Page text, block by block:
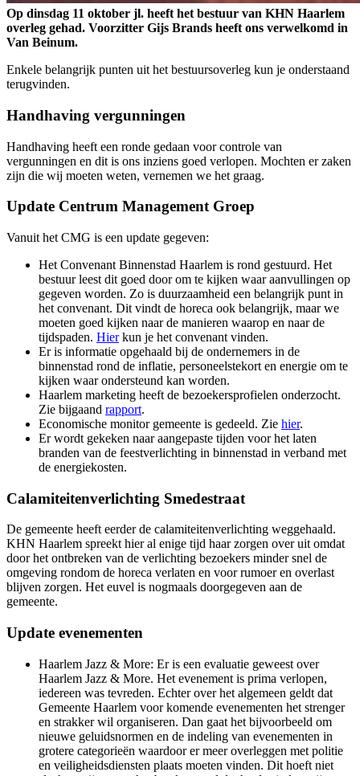
Op dinsdag 11 oktober jl. heeft het bestuur van KHN Haarlem
overleg gehad. Voorzitter Gijs Brands heeft ons verwelkomd in
Van Beinum.
Enkele belangrijk punten uit het bestuursoverleg kun je onderstaand
terugvinden.
Handhaving vergunningen
Handhaving heeft een ronde gedaan voor controle van
vergunningen en dit is ons inziens goed verlopen. Mochten er zaken
zijn die wij moeten weten, vernemen we het graag.
Update Centrum Management Groep
Vanuit het CMG is een update gegeven:
Het Convenant Binnenstad Haarlem is rond gestuurd. Het
bestuur leest dit goed door om te kijken waar aanvullingen op
gegeven worden. Zo is duurzaamheid een belangrijk punt in
het convenant. Dit vindt de horeca ook belangrijk, maar we
moeten goed kijken naar de manieren waarop en naar de
tijdspaden. Hierkun je het convenant vinden.
Er is informatie opgehaald bij de ondernemers in de
binnenstad rond de inflatie, personeelstekort en energie om te
kijken waar ondersteund kan worden.
Haarlem marketing heeft de bezoekersprofielen onderzocht.
Zie bijgaand rapport.
Economische monitor gemeente is gedeeld. Zie hier.
Er wordt gekeken naar aangepaste tijden voor het laten
branden van de feestverlichting in binnenstad in verband met
de energiekosten.
Calamiteitenverlichting Smedestraat
De gemeente heeft eerder de calamiteitenverlichting weggehaald.
KHN Haarlem spreekt hier al enige tijd haar zorgen over uit omdat
door het ontbreken van de verlichting bezoekers minder snel de
omgeving rondom de horeca verlaten en voor rumoer en overlast
blijven zorgen. Het euvel is nogmaals doorgegeven aan de
gemeente.
Update evenementen
Haarlem Jazz & More: Er is een evaluatie geweest over
Haarlem Jazz & More. Het evenement is prima verlopen,
iedereen was tevreden. Echter over het algemeen geldt dat
Gemeente Haarlem voor komende evenementen het strenger
en strakker wil organiseren. Dan gaat het bijvoorbeeld om
nieuwe geluidsnormen en de indeling van evenementen in
grotere categorieën waardoor er meer overleggen met politie
en veiligheidsdiensten plaats moeten vinden. Dit hoeft niet